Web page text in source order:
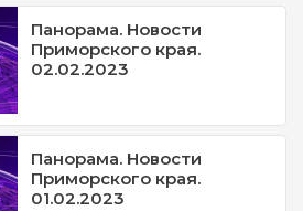
Панорама. Новости
Приморского края.
02.02.2023
Панорама. Новости
Приморского края.
01.02.2023